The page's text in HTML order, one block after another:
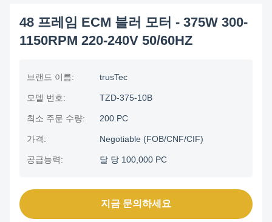
48 프레임 ECM 블러 모터 - 375W 300-
1150RPM 220-240V 50/60HZ
브랜드 이름: trusTec
모델 번호: TZD-375-10B
최소 주문 수량: 200 PC
가격: Negotiable (FOB/CNF/CIF)
공급능력: 달 당 100,000 PC
지금 문의하세요